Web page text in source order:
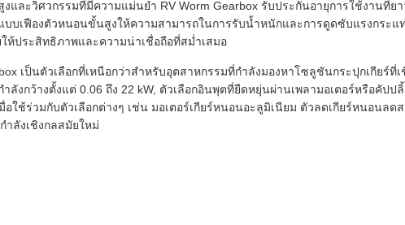
และวิศวกรรมที่มีความแม่นยำ RV Worm Gearbox รับประกันอายุการใช้งานที่
บเฟืองตัวหนอนขั้นสูงให้ความสามารถในการรับน้ำหนักและการดูดซับแรงกระแ
ห้ประสิทธิภาพและความน่าเชื่อถือที่สม่ำเสมอ
เป็นตัวเลือกที่เหนือกว่าสำหรับอุตสาหกรรมที่กำลังมองหาโซลูชันกระปุกเกียร์
ำลังกว้างตั้งแต่ 0.06 ถึง 22 kW, ตัวเลือกอินพุตที่ยืดหยุ่นผ่านเพลามอเตอร์หรือคั
อใช้ร่วมกับตัวเลือกต่างๆ เช่น มอเตอร์เกียร์หนอนอะลูมิเนียม ตัวลดเกียร์หนอน
ำลังเชิงกลสมัยใหม่